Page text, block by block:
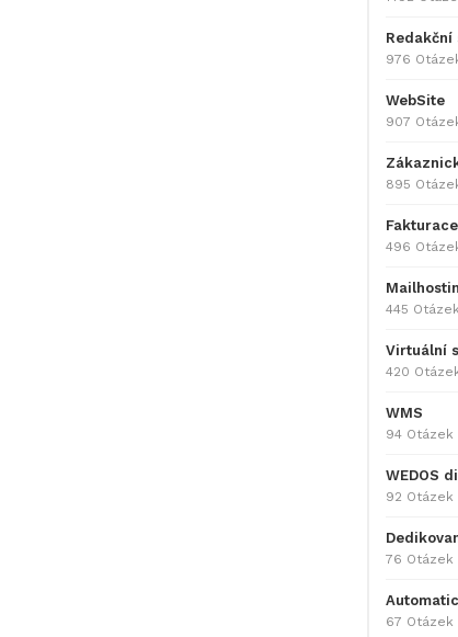
Redakční
976
WebSite
907
895
Fakturace
496
445 Otázek
Virtuální
420
WMS
94 Otázek
WEDOS
92 Otázek
76 Otázek
67 Otázek